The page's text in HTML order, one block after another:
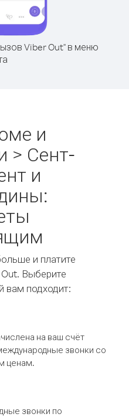
Viber Out" в меню
и
> Сент-
и
и платите
Выберите
вам подходит:
на ваш счёт
звонки со
ценам.
звонки по